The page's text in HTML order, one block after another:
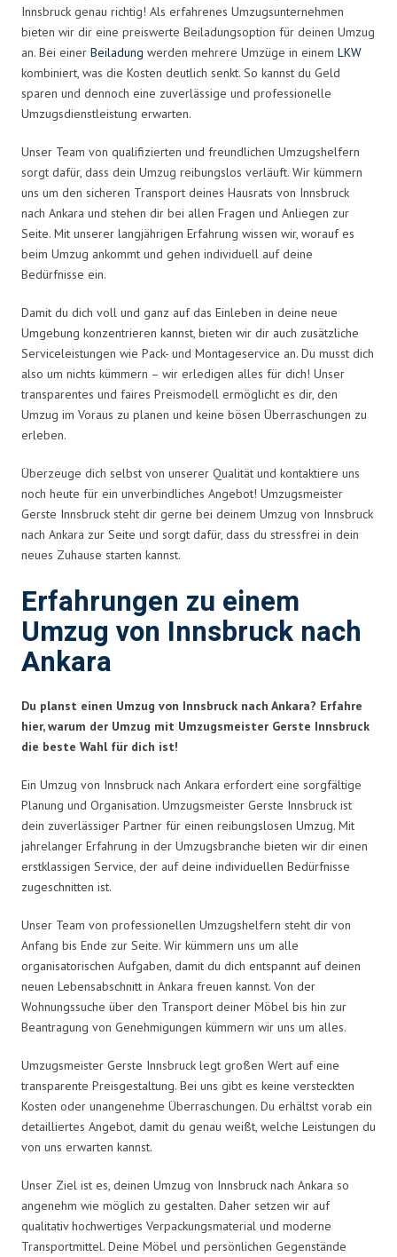
Innsbruck genau richtig! Als erfahrenes Umzugsunternehmen
bieten wir dir eine preiswerte Beiladungsoption für deinen Umzug
an. Bei einer Beiladung werden mehrere Umzüge in einem LKW
kombiniert, was die Kosten deutlich senkt. So kannst du Geld
sparen und dennoch eine zuverlässige und professionelle
Umzugsdienstleistung erwarten.
Unser Team von qualifizierten und freundlichen Umzugshelfern
sorgt dafür, dass dein Umzug reibungslos verläuft. Wir kümmern
uns um den sicheren Transport deines Hausrats von Innsbruck
nach Ankara und stehen dir bei allen Fragen und Anliegen zur
Seite. Mit unserer langjährigen Erfahrung wissen wir, worauf es
beim Umzug ankommt und gehen individuell auf deine
Bedürfnisse ein.
Damit du dich voll und ganz auf das Einleben in deine neue
Umgebung konzentrieren kannst, bieten wir dir auch zusätzliche
Serviceleistungen wie Pack- und Montageservice an. Du musst dich
also um nichts kümmern – wir erledigen alles für dich! Unser
transparentes und faires Preismodell ermöglicht es dir, den
Umzug im Voraus zu planen und keine bösen Überraschungen zu
erleben.
Überzeuge dich selbst von unserer Qualität und kontaktiere uns
noch heute für ein unverbindliches Angebot! Umzugsmeister
Gerste Innsbruck steht dir gerne bei deinem Umzug von Innsbruck
nach Ankara zur Seite und sorgt dafür, dass du stressfrei in dein
neues Zuhause starten kannst.
Erfahrungen zu einem
Umzug von Innsbruck nach
Ankara
Du planst einen Umzug von Innsbruck nach Ankara? Erfahre
hier, warum der Umzug mit Umzugsmeister Gerste Innsbruck
die beste Wahl für dich ist!
Ein Umzug von Innsbruck nach Ankara erfordert eine sorgfältige
Planung und Organisation. Umzugsmeister Gerste Innsbruck ist
dein zuverlässiger Partner für einen reibungslosen Umzug. Mit
jahrelanger Erfahrung in der Umzugsbranche bieten wir dir einen
erstklassigen Service, der auf deine individuellen Bedürfnisse
zugeschnitten ist.
Unser Team von professionellen Umzugshelfern steht dir von
Anfang bis Ende zur Seite. Wir kümmern uns um alle
organisatorischen Aufgaben, damit du dich entspannt auf deinen
neuen Lebensabschnitt in Ankara freuen kannst. Von der
Wohnungssuche über den Transport deiner Möbel bis hin zur
Beantragung von Genehmigungen kümmern wir uns um alles.
Umzugsmeister Gerste Innsbruck legt großen Wert auf eine
transparente Preisgestaltung. Bei uns gibt es keine versteckten
Kosten oder unangenehme Überraschungen. Du erhältst vorab ein
detailliertes Angebot, damit du genau weißt, welche Leistungen du
von uns erwarten kannst.
Unser Ziel ist es, deinen Umzug von Innsbruck nach Ankara so
angenehm wie möglich zu gestalten. Daher setzen wir auf
qualitativ hochwertiges Verpackungsmaterial und moderne
Transportmittel. Deine Möbel und persönlichen Gegenstände